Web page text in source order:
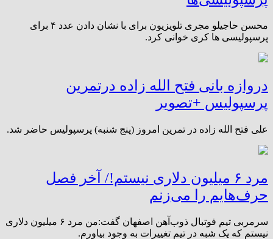
محسن حاجیلو مجری تلویزیون برای با نشان دادن عدد ۴ برای
پرسپولیسی ها کری خوانی کرد.
دروازه بانی فتح الله زاده درتمرین
پرسپولیس +تصویر
علی فتح الله زاده در تمرین امروز (پنج شنبه) پرسپولیس حاضر شد.
مرد ۶ میلیون دلاری نیستم!/ آخر فصل
حرف‌هایم را می‌زنم
سرمربی تیم فوتبال ذوب‌آهن اصفهان گفت:من مرد ۶ میلیون‌ دلاری
نیستم که یک شبه در تیم تغییرات به وجود بیاورم.